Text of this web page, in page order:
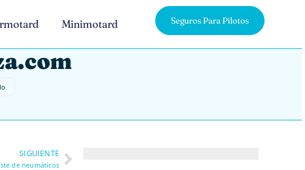
Minimotard Seguros Para Pilotos
SIGUIENTE
de neumáticos